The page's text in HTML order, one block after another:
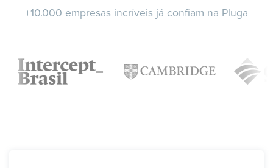
+10.000 empresas incríveis já confiam na Pluga